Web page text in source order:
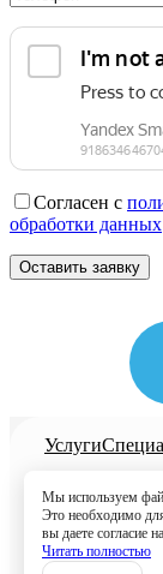
Согласен с
обработки данных
Мы используем
Это необходимо
вы даете согласие на
Читать полностью
Услуги
8